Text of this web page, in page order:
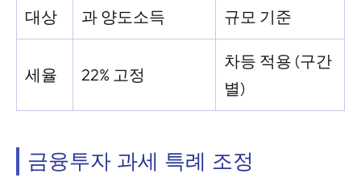
대상
과 양도소득
규모 기준
세율 22% 고정
차등 적용 (구간
별)
금융투자 과세 특례 조정